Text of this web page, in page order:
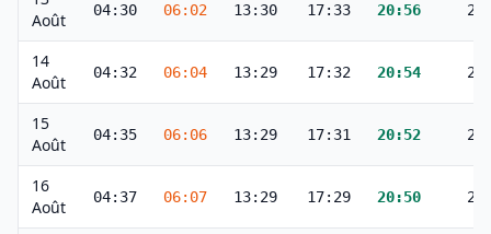
Août
04:30 06:02 13:30 17:33 20:56
14
Août
04:32 06:04 13:29 17:32 20:54
15
Août
04:35 06:06 13:29 17:31 20:52
16
Août
04:37 06:07 13:29 17:29 20:50